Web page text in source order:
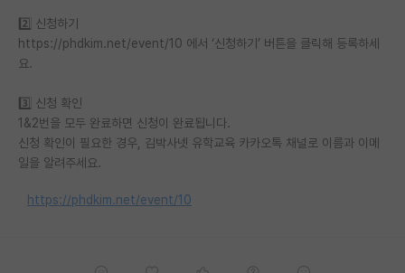
2️⃣ 신청하기
https://phdkim.net/event/10 에서 ‘신청하기’ 버튼을 클릭해 등록하세
요.
3️⃣ 신청 확인
1&2번을 모두 완료하면 신청이 완료됩니다.
신청 확인이 필요한 경우, 김박사넷 유학교육 카카오톡 채널로 이름과 이메
일을 알려주세요.
https://phdkim.net/event/10